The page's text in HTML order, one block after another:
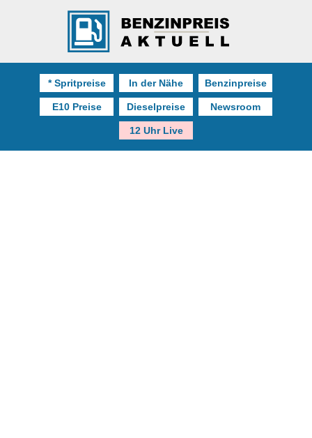
* Spritpreise In der Nähe Benzinpreise
E10 Preise Dieselpreise Newsroom
12 Uhr Live